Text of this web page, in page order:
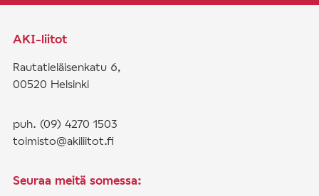
AKI-liitot
Rautatieläisenkatu 6,
00520 Helsinki
puh. (09) 4270 1503
toimisto@akiliitot.fi
Seuraa meitä somessa: